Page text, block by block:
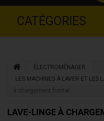
CATÉGORIES
ÉLECTROMÉNAGER
LES MACHINES À LAVER ET LES
à chargement frontal
LAVE-LINGE À